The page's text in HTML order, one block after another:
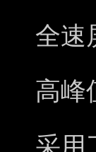
全速
高峰
采用